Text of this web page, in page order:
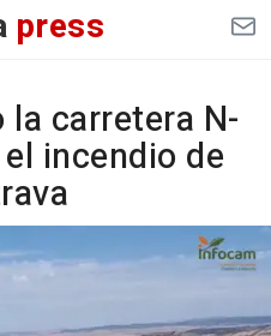
press
carretera N-
incendio de